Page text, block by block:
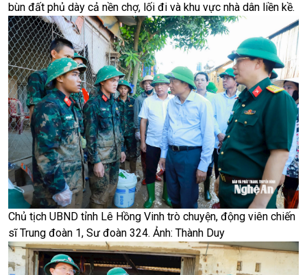
bùn đất phủ dày cả nền chợ, lối đi và khu vực nhà dân liền kề.
Chủ tịch UBND tỉnh Lê Hồng Vinh trò chuyện, động viên chiến
sĩ Trung đoàn 1, Sư đoàn 324. Ảnh: Thành Duy